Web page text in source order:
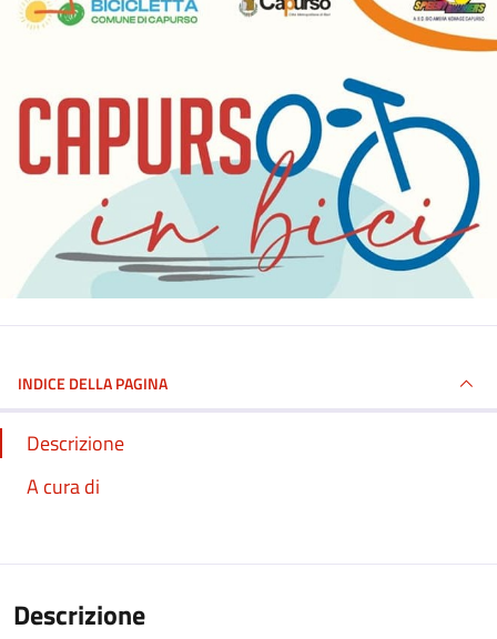
INDICE DELLA PAGINA
Descrizione
A cura di
Descrizione